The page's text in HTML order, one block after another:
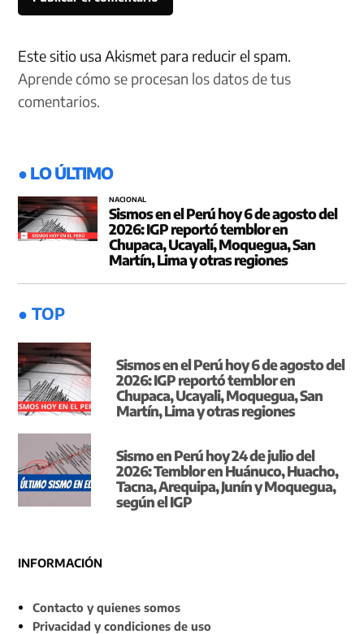
Este sitio usa Akismet para reducir el spam.
Aprende cómo se procesan los datos de tus
comentarios.
● LO ÚLTIMO
NACIONAL
Sismos en el Perú hoy 6 de agosto del
2026: IGP reportó temblor en
Chupaca, Ucayali, Moquegua, San
Martín, Lima y otras regiones
● TOP
Sismos en el Perú hoy 6 de agosto del
2026: IGP reportó temblor en
Chupaca, Ucayali, Moquegua, San
Martín, Lima y otras regiones
Sismo en Perú hoy 24 de julio del
2026: Temblor en Huánuco, Huacho,
Tacna, Arequipa, Junín y Moquegua,
según el IGP
INFORMACIÓN
Contacto y quienes somos
Privacidad y condiciones de uso